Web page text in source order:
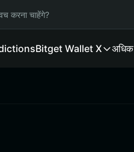
करना चाहेंगे?
Bitget Wallet X अधिक